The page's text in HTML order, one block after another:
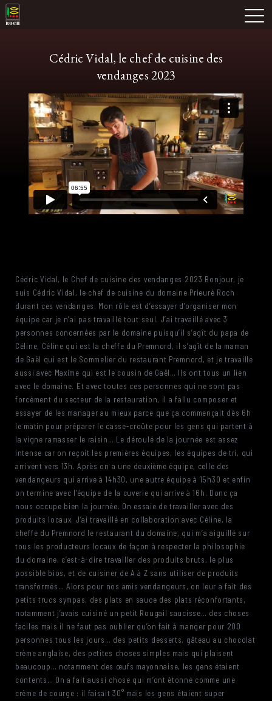
Skip
to
Domaine Prieuré Roch
Cédric Vidal, le chef de cuisine des
vendanges 2023
Cédric Vidal, le Chef de cuisine des vendanges 2023 Bonjour, je
suis Cédric Vidal, le chef de cuisine du domaine Prieuré Roch
durant ces vendanges. Mon rôle est d’essayer d’organiser mon
équipe car je n’ai pas travaillé tout seul. J’ai travaillé avec 3
personnes concernées par le domaine puisqu’il s’agît du papa de
Céline, Céline qui est la cheffe du Premnord, il s’agît de la maman
de Gaël qui est le Sommelier du restaurant Premnord, et je travaille
aussi avec Maxime qui est le cousin de Gaël… Ils ont tous un lien
avec le domaine. Et avec toutes ces personnes qui ne sont pas
forcément du secteur de la restauration, il a fallu composer et
essayer de les manager au mieux parce que ça commençait dès 6h
le matin pour préparer le casse-croûte pour les gens qui partent à
la vigne ramasser le raisin… Le déroulé de la journée est assez
intense car on reçoit les premières équipes, les équipes de tri, qui
arrivent vers 13h. Après on a une deuxième équipe, celle des
vendangeurs qui arrive à 14h30, une autre équipe à 15h30 et enfin
on termine avec l’équipe de la cuverie qui arrive à 16h. Donc ça
nous occupe bien la journée. On essaie de travailler avec des
produits locaux. J’ai travaillé en collaboration avec Céline, la
cheffe du Premnord le restaurant du domaine, qui m’a aiguillé sur
tous les producteurs locaux de façon à respecter la philosophie
du domaine, c’est-à-dire travailler des produits bruts, le plus
possible bios, et de cuisiner de A à Z sans utiliser de produits
transformés… Alors pour nos amis vendangeurs, on leur a fait des
petits trucs sympas, des plats en sauce des plats réconfortants,
notamment j’avais cuisiné un petit Rougail saucisse… des choses
faciles mais il ne faut pas oublier qu’on fait à manger pour 200
personnes tous les jours… des petits desserts, gâteau au chocolat
crème anglaise, des petites choses simples mais qui plaisent
beaucoup… notamment des œufs mayonnaise, les gens étaient
contents… On a fait aussi chose qui m’ont étonné comme une
crème de courge : il faisait 30° mais les gens étaient super